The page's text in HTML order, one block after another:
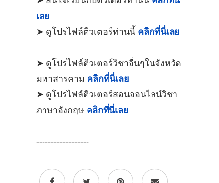
เลย
➤ ดูโปรไฟล์ติวเตอร์ท่านนี้ คลิกที่นี่เลย
➤ ดูโปรไฟล์ติวเตอร์วิชาอื่นๆในจังหวัด
มหาสารคาม คลิกที่นี่เลย
➤ ดูโปรไฟล์ติวเตอร์สอนออนไลน์วิชา
ภาษาอังกฤษ คลิกที่นี่เลย
------------------